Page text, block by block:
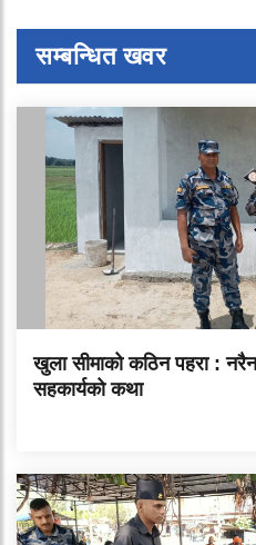
सम्बन्धित खवर
खुला सीमाको कठिन पहरा :
सहकार्यको कथा